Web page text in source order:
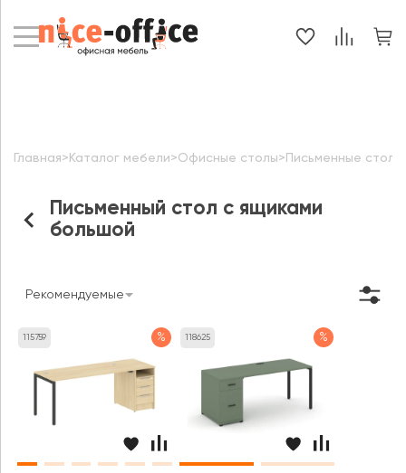
Письменный стол с ящиками
большой
Главная> Каталог мебели>Офисные столы> Письменные столы
Рекомендуемые
115759 % 118625 %